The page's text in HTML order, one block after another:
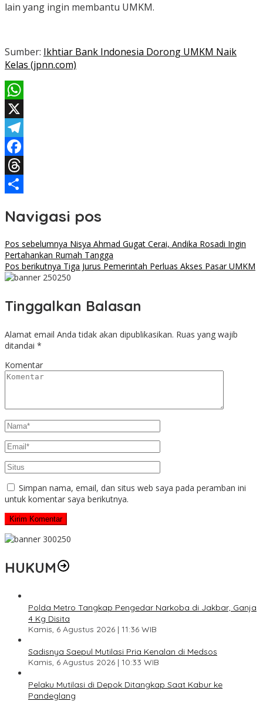
lain yang ingin membantu UMKM.
Sumber: Ikhtiar Bank Indonesia Dorong UMKM Naik
Kelas (jpnn.com)
WhatsApp
X
Telegram
Facebook
Threads
Navigasi pos
Pos sebelumnya Nisya Ahmad Gugat Cerai, Andika Rosadi Ingin
Pertahankan Rumah Tangga
Pos berikutnya Tiga Jurus Pemerintah Perluas Akses Pasar UMKM
Tinggalkan Balasan
Alamat email Anda tidak akan dipublikasikan. Ruas yang wajib
ditandai *
Komentar
Simpan nama, email, dan situs web saya pada peramban ini
untuk komentar saya berikutnya.
HUKUM
Polda Metro Tangkap Pengedar Narkoba di Jakbar, Ganja
4 Kg Disita
Kamis, 6 Agustus 2026 | 11:36 WIB
Sadisnya Saepul Mutilasi Pria Kenalan di Medsos
Kamis, 6 Agustus 2026 | 10:33 WIB
Pelaku Mutilasi di Depok Ditangkap Saat Kabur ke
Pandeglang